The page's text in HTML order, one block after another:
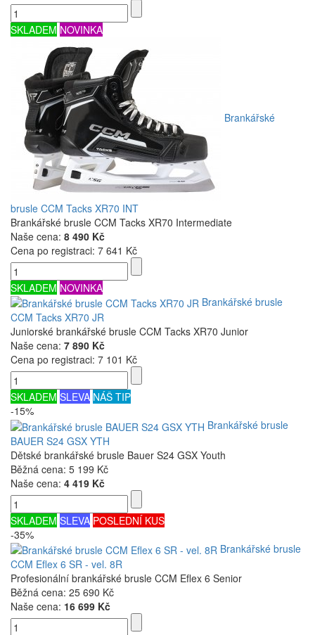
SKLADEM NOVINKA
Brankářské
brusle CCM Tacks XR70 INT
Brankářské brusle CCM Tacks XR70 Intermediate
Naše cena: 8 490 Kč
Cena po registraci: 7 641 Kč
SKLADEM NOVINKA
Brankářské brusle
CCM Tacks XR70 JR
Juniorské brankářské brusle CCM Tacks XR70 Junior
Naše cena: 7 890 Kč
Cena po registraci: 7 101 Kč
SKLADEM SLEVA NÁŠ TIP
-15%
Brankářské brusle
BAUER S24 GSX YTH
Dětské brankářské brusle Bauer S24 GSX Youth
Běžná cena: 5 199 Kč
Naše cena: 4 419 Kč
SKLADEM SLEVA POSLEDNÍ KUS
-35%
Brankářské brusle
CCM Eflex 6 SR - vel. 8R
Profesionální brankářské brusle CCM Eflex 6 Senior
Běžná cena: 25 690 Kč
Naše cena: 16 699 Kč